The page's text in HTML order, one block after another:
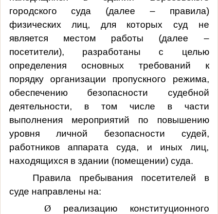
городского суда (далее – правила)
физических лиц, для которых суд не
является местом работы (далее –
посетители), разработаны с целью
определения основных требований к
порядку организации пропускного режима,
обеспечению безопасности судебной
деятельности, в том числе в части
выполнения мероприятий по повышению
уровня личной безопасности судей,
работников аппарата суда, и иных лиц,
находящихся в здании (помещении) суда.
Правила пребывания посетителей в
суде направлены на:
Ø
реализацию конституционного